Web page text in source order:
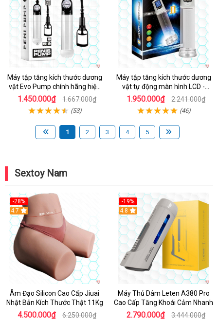
Máy tập tăng kích thước dương
vật Evo Pump chính hãng hiệu
quả nhanh
1.450.000₫ 1.667.000₫
(53)
Máy tập tăng kích thước dương
vật tự động màn hình LCD -
FreeSpace
1.950.000₫ 2.241.000₫
(46)
1 2 3 4 5
Sextoy Nam
-28%
4.7
Âm Đạo Silicon Cao Cấp Jiuai
Nhật Bản Kích Thước Thật 11Kg
4.500.000₫ 6.250.000₫
-19%
Hot
4.8
Máy Thủ Dâm Leten A380 Pro
Cao Cấp Tăng Khoái Cảm Nhanh
2.790.000₫ 3.444.000₫